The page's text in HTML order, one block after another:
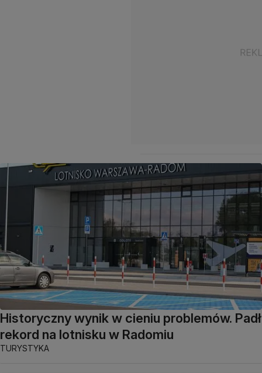
Historyczny wynik w cieniu problemów. Padł
rekord na lotnisku w Radomiu
TURYSTYKA